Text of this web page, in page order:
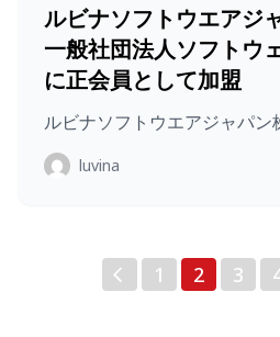
ルビナソフトウエアジ
一般社団法人ソフトウ
に正会員として加盟
ルビナソフトウエアジャパ
luvina
投
稿
1 2 3